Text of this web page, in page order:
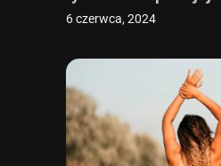
6 czerwca, 2024